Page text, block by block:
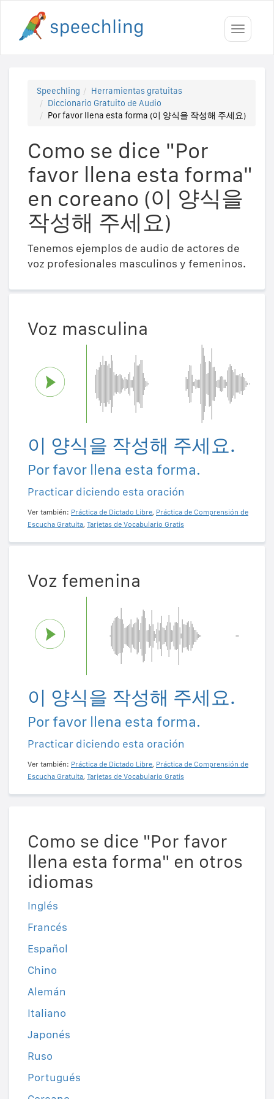
Toggle
Speechling
Herramientas gratuitas
Diccionario Gratuito de Audio
Por favor llena esta forma (이 양식을 작성해 주세요)
Como se dice "Por
favor llena esta forma"
en coreano (이 양식을
작성해 주세요)
Tenemos ejemplos de audio de actores de
voz profesionales masculinos y femeninos.
Voz masculina
이 양식을 작성해 주세요.
Por favor llena esta forma.
Practicar diciendo esta oración
Ver también: Práctica de Dictado Libre, Práctica de Comprensión de
Escucha Gratuita, Tarjetas de Vocabulario Gratis
Voz femenina
이 양식을 작성해 주세요.
Por favor llena esta forma.
Practicar diciendo esta oración
Ver también: Práctica de Dictado Libre, Práctica de Comprensión de
Escucha Gratuita, Tarjetas de Vocabulario Gratis
Como se dice "Por favor
llena esta forma" en otros
idiomas
Inglés
Francés
Español
Chino
Alemán
Italiano
Japonés
Ruso
Portugués